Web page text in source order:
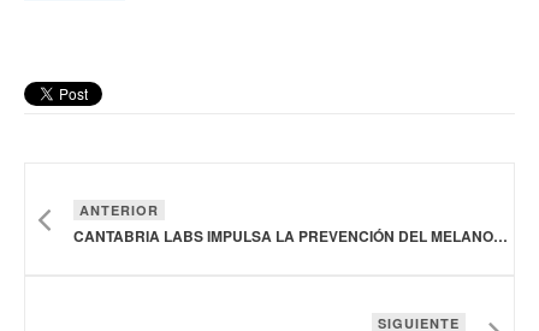
ANTERIOR
CANTABRIA LABS IMPULSA LA PREVENCIÓN DEL MELANOMA
SIGUIENTE